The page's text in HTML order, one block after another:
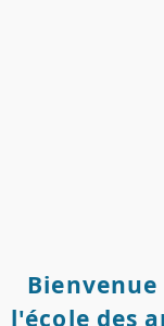
l'école des